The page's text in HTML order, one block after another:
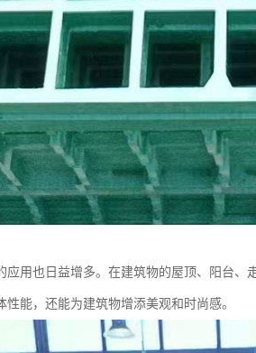
应用也日益增多。在建筑物的屋顶、阳台
能，还能为建筑物增添美观和时尚感。